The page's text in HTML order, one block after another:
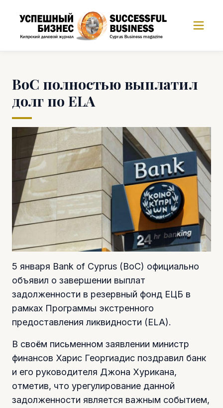
ВоС полностью выплатил
долг по ELA
5 января Bank of Cyprus (ВоС) официально
объявил о завершении выплат
задолженности в резервный фонд ЕЦБ в
рамках Программы экстренного
предоставления ликвидности (ELA).
В своём письменном заявлении министр
финансов Харис Георгиадис поздравил банк
и его руководителя Джона Хурикана,
отметив, что урегулирование данной
задолженности является важным событием,